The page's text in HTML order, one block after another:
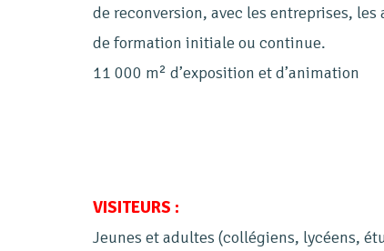
de reconversion, avec les entreprises,
de formation initiale ou continue.
11 000 m² d’exposition et d’animation
VISITEURS :
Jeunes et adultes (collégiens, lycéens,